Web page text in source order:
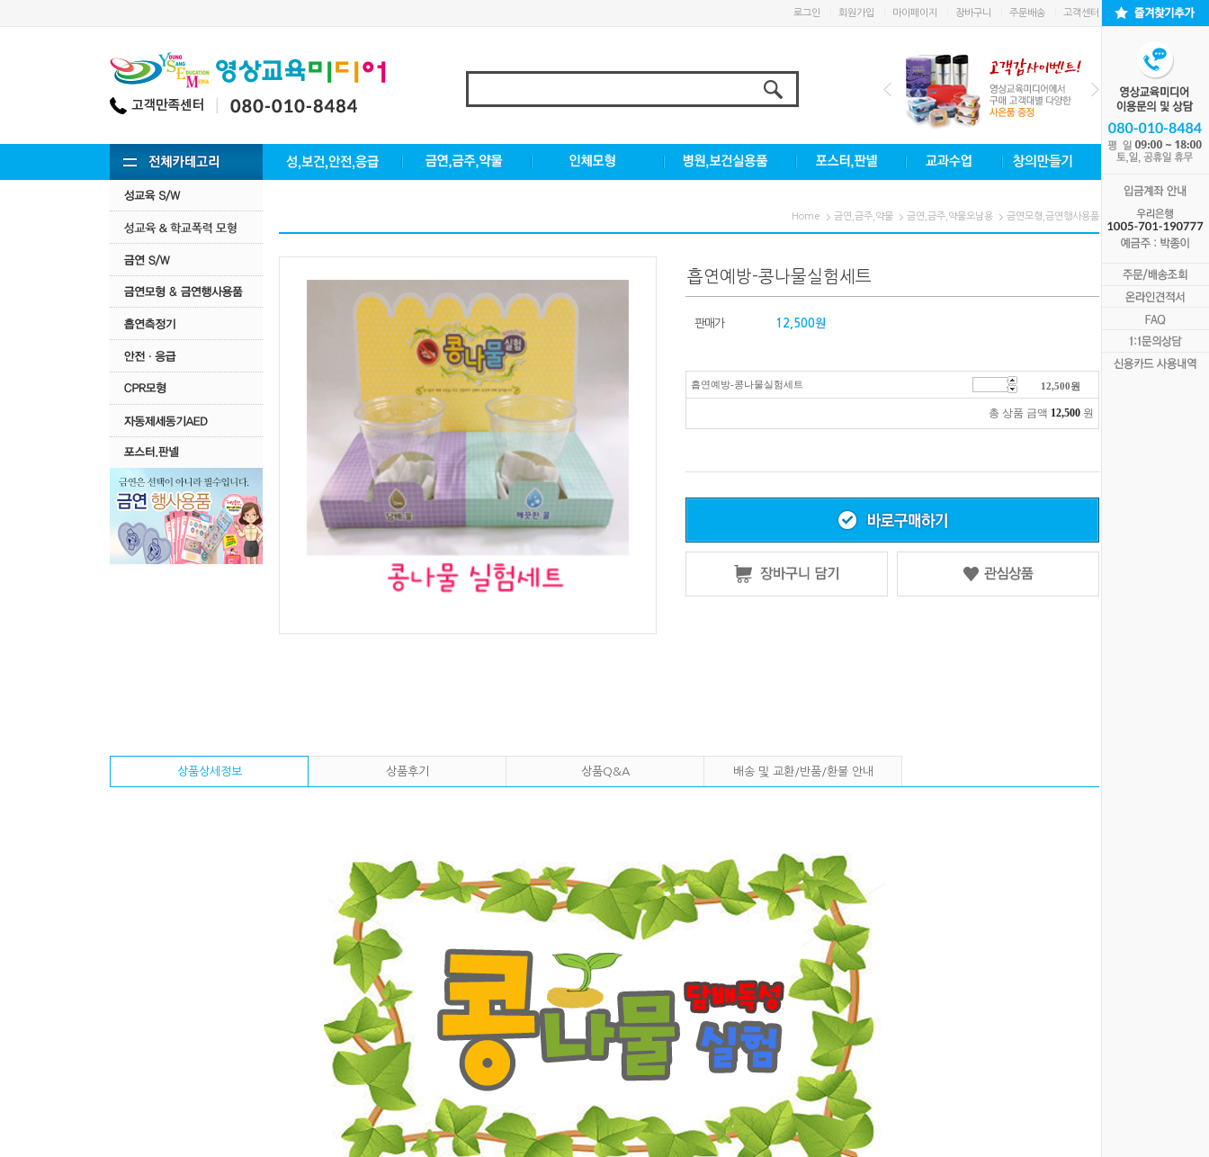
로그인 회원가입 마이페이지 장바구니 주문배송 고객센터
Home 금연,금주,약물 금연,금주,약물오남용 금연모형,금연행사용품
흡연예방-콩나물실험세트
판매가 12,500원
흡연예방-콩나물실험세트 12,500원
총 상품 금액 12,500 원
상품상세정보 상품후기 상품Q&A 배송 및 교환/반품/환불 안내